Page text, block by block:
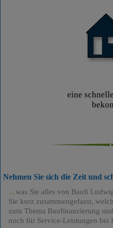
eine
Nehmen Sie sich die Zeit und
was Sie alles von Baufi
Sie kurz zusammengefasst,
zum Thema Baufinanzierung
noch für Service-Leistungen